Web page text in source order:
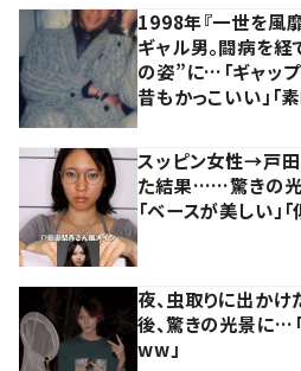
1998年『一世を風
ギャル男。闘病を
の姿”に…「ギャップ
昔もかっこいい」「
スッピン女性→戸
た結果……驚きの光
「ベースが美しい」「
夜、虫取りに出か
後、驚きの光景に…「
ww」